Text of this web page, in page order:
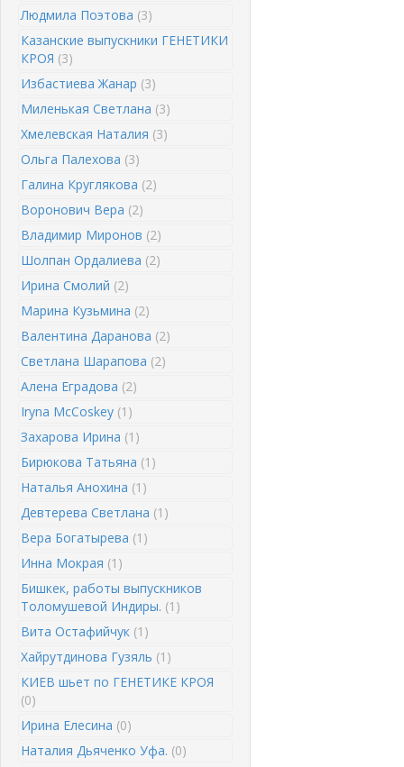
Людмила Поэтова (3)
Казанские выпускники ГЕНЕТИКИ
КРОЯ (3)
Избастиева Жанар (3)
Миленькая Светлана (3)
Хмелевская Наталия (3)
Ольга Палехова (3)
Галина Круглякова (2)
Воронович Вера (2)
Владимир Миронов (2)
Шолпан Ордалиева (2)
Ирина Смолий (2)
Марина Кузьмина (2)
Валентина Даранова (2)
Светлана Шарапова (2)
Алена Еградова (2)
Iryna McCoskey (1)
Захарова Ирина (1)
Бирюкова Татьяна (1)
Наталья Анохина (1)
Девтерева Светлана (1)
Вера Богатырева (1)
Инна Мокрая (1)
Бишкек, работы выпускников
Толомушевой Индиры. (1)
Вита Остафийчук (1)
Хайрутдинова Гузяль (1)
КИЕВ шьет по ГЕНЕТИКЕ КРОЯ
(0)
Ирина Елесина (0)
Наталия Дьяченко Уфа. (0)